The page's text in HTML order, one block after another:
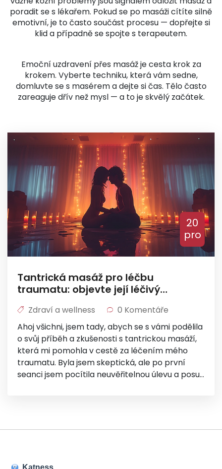
poradit se s lékařem. Pokud se po masáži cítíte silně
emotivní, je to často součást procesu — dopřejte si
klid a případně se spojte s terapeutem.
Emoční uzdravení přes masáž je cesta krok za
krokem. Vyberte techniku, která vám sedne,
domluvte se s masérem a dejte si čas. Tělo často
zareaguje dřív než mysl — a to je skvělý začátek.
20
pro
Tantrická masáž pro léčbu
traumatu: objevte její léčivý
Zdraví a wellness
0 Komentáře
Ahoj všichni, jsem tady, abych se s vámi podělila
o svůj příběh a zkušenosti s tantrickou masáží,
která mi pomohla v cestě za léčením mého
traumatu. Byla jsem skeptická, ale po první
seanci jsem pocítila neuvěřitelnou úlevu a posun